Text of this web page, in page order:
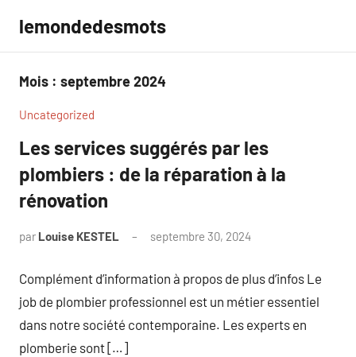
contenu
lemondedesmots
Mois : septembre 2024
Uncategorized
Les services suggérés par les
plombiers : de la réparation à la
rénovation
par Louise KESTEL septembre 30, 2024
Complément d’information à propos de plus d’infos Le
job de plombier professionnel est un métier essentiel
dans notre société contemporaine. Les experts en
plomberie sont […]